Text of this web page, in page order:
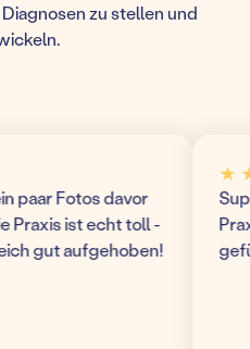
zu stellen und
Fotos davor
ist echt toll -
gut aufgehoben!
★ ★